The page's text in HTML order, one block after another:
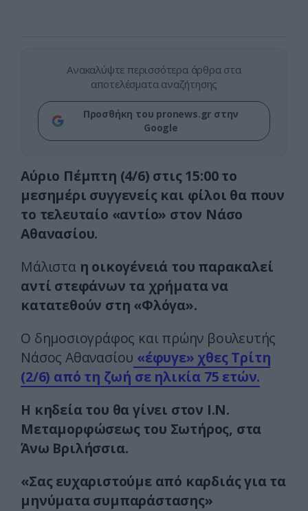
Ανακαλύψτε περισσότερα άρθρα στα
αποτελέσματα αναζήτησης
Προσθήκη του pronews.gr στην
Google
Αύριο Πέμπτη (4/6) στις 15:00 το
μεσημέρι συγγενείς και φίλοι θα πουν
το τελευταίο «αντίο» στον Νάσο
Αθανασίου.
Μάλιστα η οικογένειά του παρακαλεί
αντί στεφάνων τα χρήματα να
κατατεθούν στη «Φλόγα».
Ο δημοσιογράφος και πρώην βουλευτής
Νάσος Αθανασίου «έφυγε» χθες Τρίτη
(2/6) από τη ζωή σε ηλικία 75 ετών.
Η κηδεία του θα γίνει στον Ι.Ν.
Μεταμορφώσεως του Σωτήρος, στα
Άνω Βριλήσσια.
«Σας ευχαριστούμε από καρδιάς για τα
μηνύματα συμπαράστασης»